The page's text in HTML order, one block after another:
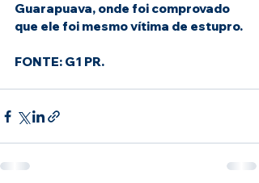
Guarapuava, onde foi comprovado
que ele foi mesmo vítima de estupro.
FONTE: G1 PR.